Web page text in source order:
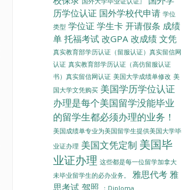
历学位认证 国外学校代申请 学位
类型 学位证 学生卡 开请假条 成绩
单 托福考试 改GPA 改成绩 文凭
真实教育部学历认证（留服认证）真实留信网
认证 真实教育部学历认证（高仿留服认证
书）真实留信网认证 美国大学成绩单修改 美
国大学文凭购买 美国学历学位认证
办理是每个美国留学没能毕业
的留学生都必须办理的业务！
美国成绩单专业为美国留学生提供美国大学毕
业证办理 美国文凭定制 美国毕
业证办理 这些都是每一位留学加拿大
未毕业留学生的必办业务。
雅思代考 雅
思考试 驾照 ：Diploma